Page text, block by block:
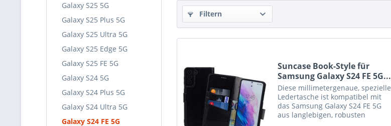
Galaxy S25 5G
Galaxy S25 Plus 5G
Galaxy S25 Ultra 5G
Galaxy S25 Edge 5G
Galaxy S25 FE 5G
Galaxy S24 5G
Galaxy S24 Plus 5G
Galaxy S24 Ultra 5G
Galaxy S24 FE 5G
Filtern
Suncase Book-Style für
Samsung Galaxy S24 FE 5G...
Diese millimetergenaue, spezielle
Ledertasche ist kompatibel mit
das Samsung Galaxy S24 FE 5G
aus langlebigen, robusten